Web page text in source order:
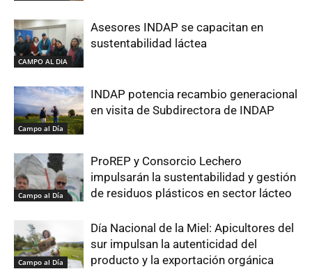
CAMPO AL DIA
Asesores INDAP se capacitan en
sustentabilidad láctea
Campo al Día
INDAP potencia recambio generacional
en visita de Subdirectora de INDAP
Campo al Día
ProREP y Consorcio Lechero
impulsarán la sustentabilidad y gestión
de residuos plásticos en sector lácteo
Campo al Día
Día Nacional de la Miel: Apicultores del
sur impulsan la autenticidad del
producto y la exportación orgánica